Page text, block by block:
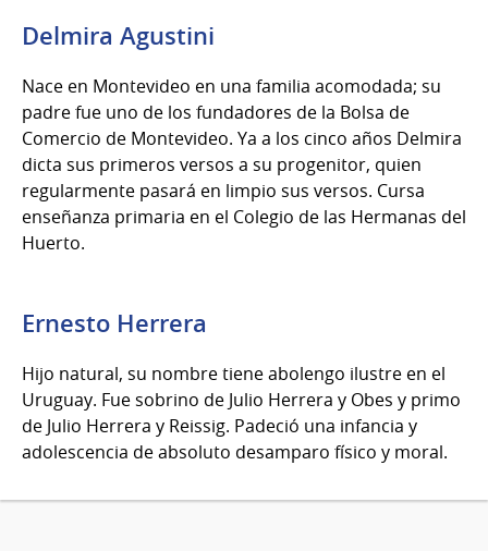
Delmira Agustini
Nace en Montevideo en una familia acomodada; su
padre fue uno de los fundadores de la Bolsa de
Comercio de Montevideo. Ya a los cinco años Delmira
dicta sus primeros versos a su progenitor, quien
regularmente pasará en limpio sus versos. Cursa
enseñanza primaria en el Colegio de las Hermanas del
Huerto.
Ernesto Herrera
Hijo natural, su nombre tiene abolengo ilustre en el
Uruguay. Fue sobrino de Julio Herrera y Obes y primo
de Julio Herrera y Reissig. Padeció una infancia y
adolescencia de absoluto desamparo físico y moral.